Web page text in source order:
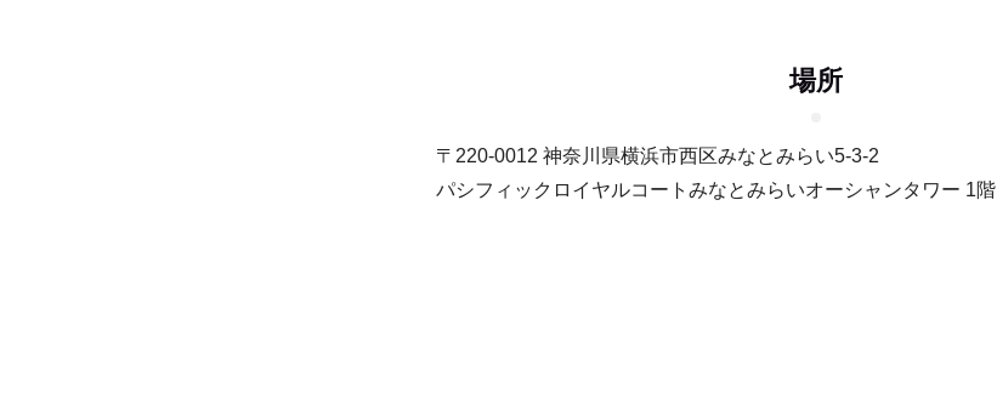
場所
〒220-0012 神奈川県横浜市西区みなとみらい5-3-2
パシフィックロイヤルコートみなとみらいオーシャンタワー 1階